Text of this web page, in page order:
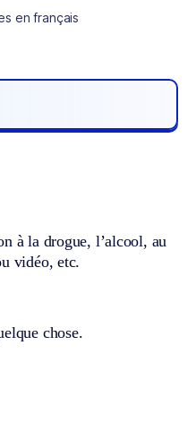
en français
à la drogue, l’alcool, au
vidéo, etc.
chose.